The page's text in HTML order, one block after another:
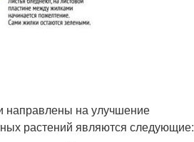
направлены на улучшение
растений являются следующие: